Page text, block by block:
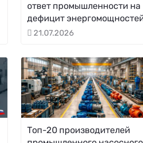
ответ промышленности на
дефицит
21.07.2026
Топ-20 производителей